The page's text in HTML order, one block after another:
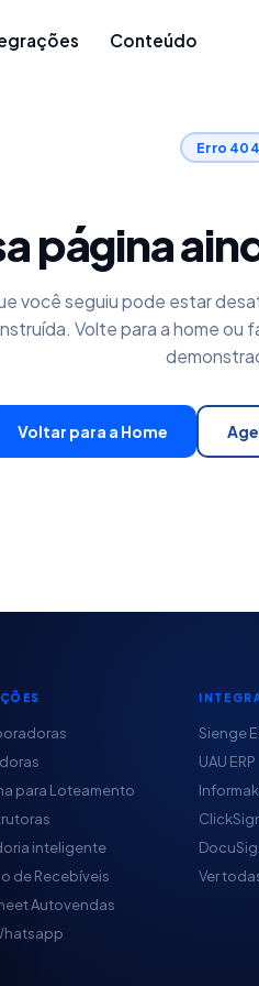
Conteúdo
Erro 404
página
você seguiu pode estar
Volte para a home ou
Voltar para a Home
para Loteamento
inteligente
de Recebíveis
Autovendas
Sienge
UAU ERP
Ver